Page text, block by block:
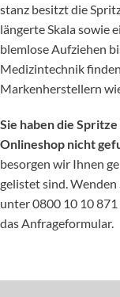
s­tanz besitzt die
län­ger­te Skala so­wie
blem­lose Auf­zie­hen
Medizintechnik
Markenherstellern
Sie haben die
Onlineshop nicht
besorgen wir Ihnen
gelistet sind. Wenden
unter 0800 10 10
das Anfrageformular.